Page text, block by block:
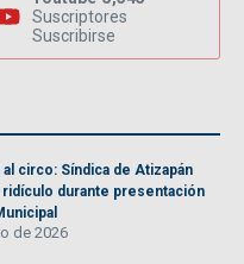
Suscriptores
Suscribirse
al circo: Síndica de Atizapán
ridículo durante presentación
de 2026